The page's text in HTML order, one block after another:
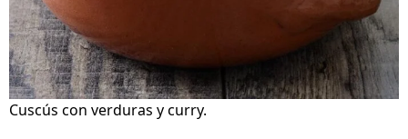
Cuscús con verduras y curry.